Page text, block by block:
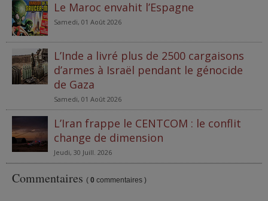
Le Maroc envahit l’Espagne
Samedi, 01 Août 2026
L’Inde a livré plus de 2500 cargaisons
d’armes à Israël pendant le génocide
de Gaza
Samedi, 01 Août 2026
L’Iran frappe le CENTCOM : le conflit
change de dimension
Jeudi, 30 Juill. 2026
Commentaires ( 0 commentaires )